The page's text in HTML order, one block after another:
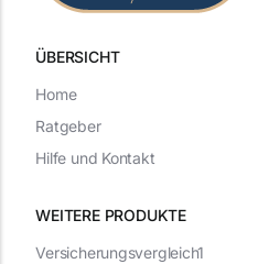
ÜBERSICHT
WEITERE PRODUKTE
Versicherungsvergleich1
Home
Ratgeber
Hilfe und Kontakt